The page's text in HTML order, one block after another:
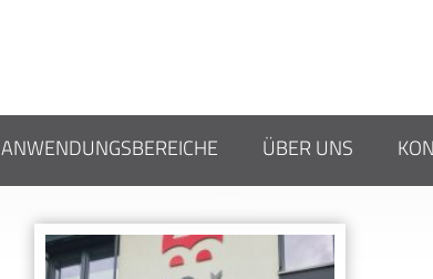
ANWENDUNGSBEREICHE ÜBER UNS
SCHLAGWORT: